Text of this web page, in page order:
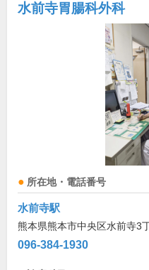
水前寺胃腸科外科
所在地・電話番号
水前寺駅
熊本県熊本市中央区水前寺3
096-384-1930